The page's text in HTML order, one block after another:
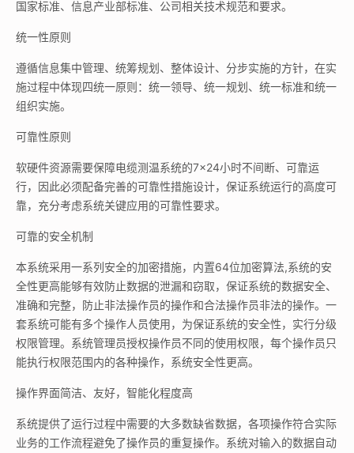
国家标准、信息产业部标准、公司相关技术规范和要求。
统一性原则
遵循信息集中管理、统筹规划、整体设计、分步实施的方针，在实
施过程中体现四统一原则：统一领导、统一规划、统一标准和统一
组织实施。
可靠性原则
软硬件资源需要保障电缆测温系统的7×24小时不间断、可靠运
行，因此必须配备完善的可靠性措施设计，保证系统运行的高度可
靠，充分考虑系统关键应用的可靠性要求。
可靠的安全机制
本系统采用一系列安全的加密措施，内置64位加密算法,系统的安
全性更高能够有效防止数据的泄漏和窃取，保证系统的数据安全、
准确和完整，防止非法操作员的操作和合法操作员非法的操作。一
套系统可能有多个操作人员使用，为保证系统的安全性，实行分级
权限管理。系统管理员授权操作员不同的使用权限，每个操作员只
能执行权限范围内的各种操作，系统安全性更高。
操作界面简洁、友好，智能化程度高
系统提供了运行过程中需要的大多数缺省数据，各项操作符合实际
业务的工作流程避免了操作员的重复操作。系统对输入的数据自动